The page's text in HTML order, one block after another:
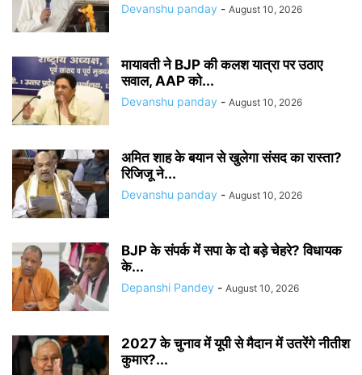
Devanshu panday - August 10, 2026
मायावती ने BJP की कलश यात्रा पर उठाए
सवाल, AAP को...
Devanshu panday - August 10, 2026
अमित शाह के बयान से खुलेगा संसद का रास्ता?
रिजिजू ने...
Devanshu panday - August 10, 2026
BJP के संपर्क में सपा के दो बड़े चेहरे? विधायक
के...
Depanshi Pandey - August 10, 2026
2027 के चुनाव में यूपी से मैदान में उतरेंगे नीतीश
कुमार?...